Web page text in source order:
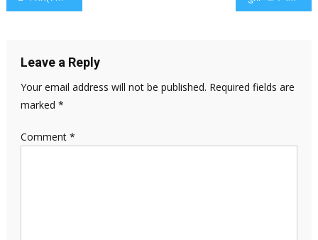
Leave a Reply
Your email address will not be published. Required fields are
marked *
Comment *